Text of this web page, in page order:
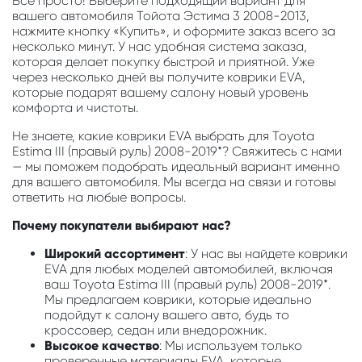
вашего автомобиля Тойота Эстима 3 2008-2013,
нажмите кнопку «Купить», и оформите заказ всего за
несколько минут. У нас удобная система заказа,
которая делает покупку быстрой и приятной. Уже
через несколько дней вы получите коврики EVA,
которые подарят вашему салону новый уровень
комфорта и чистоты.
Не знаете, какие коврики EVA выбрать для Toyota
Estima III (правый руль) 2008-2019*? Свяжитесь с нами
— мы поможем подобрать идеальный вариант именно
для вашего автомобиля. Мы всегда на связи и готовы
ответить на любые вопросы.
Почему покупатели выбирают нас?
Широкий ассортимент: У нас вы найдете коврики
EVA для любых моделей автомобилей, включая
ваш Toyota Estima III (правый руль) 2008-2019*.
Мы предлагаем коврики, которые идеально
подойдут к салону вашего авто, будь то
кроссовер, седан или внедорожник.
Высокое качество: Мы используем только